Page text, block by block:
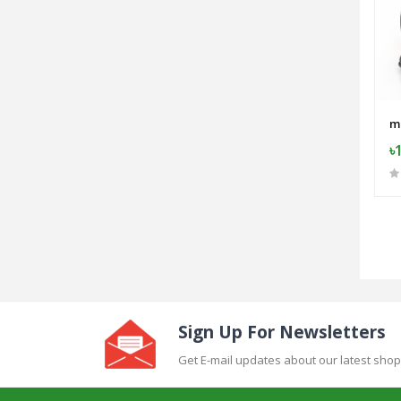
Sign Up For Newsletters
Get E-mail updates about our latest